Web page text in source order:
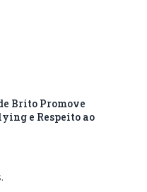
Brito Promove
e Respeito ao